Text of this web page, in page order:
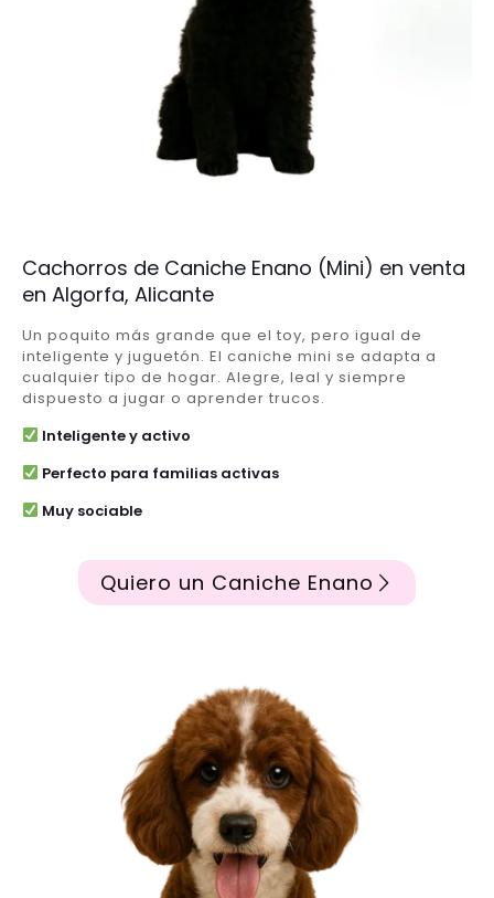
Cachorros de Caniche Enano (Mini) en venta
en Algorfa, Alicante
Un poquito más grande que el toy, pero igual de
inteligente y juguetón. El caniche mini se adapta a
cualquier tipo de hogar. Alegre, leal y siempre
dispuesto a jugar o aprender trucos.
Inteligente y activo
Perfecto para familias activas
Muy sociable
Quiero un Caniche Enano